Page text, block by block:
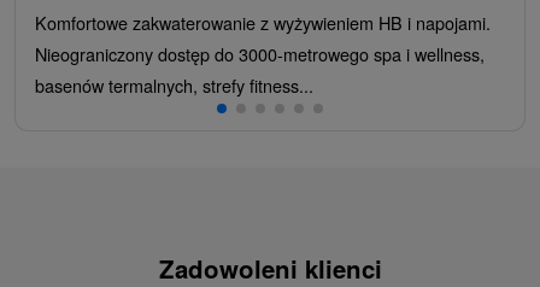
Komfortowe zakwaterowanie z wyżywieniem HB i napojami.
Nieograniczony dostęp do 3000-metrowego spa i wellness,
basenów termalnych, strefy fitness...
Zadowoleni klienci